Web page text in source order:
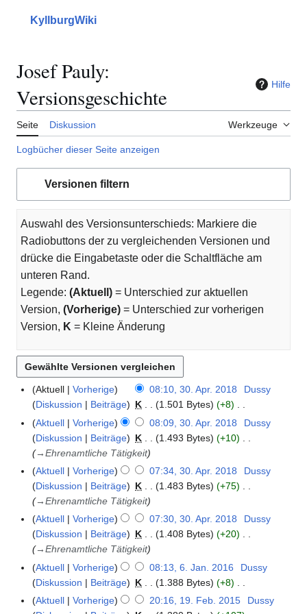
springenHauptmenü
KyllburgWiki
Josef Pauly:
Versionsgeschichte
Hilfe
Seite Diskussion Werkzeuge
Logbücher dieser Seite anzeigen
Versionen filtern
Auswahl des Versionsunterschieds: Markiere die
Radiobuttons der zu vergleichenden Versionen und
drücke die Eingabetaste oder die Schaltfläche am
unteren Rand.
Legende: (Aktuell) = Unterschied zur aktuellen
Version, (Vorherige) = Unterschied zur vorherigen
Version, K = Kleine Änderung
3
Aktuell Vorherige 08:10, 30. Apr. 2018
Dussy
Diskussion
Beiträge K 1.501 Bytes
+8
K
e
i
e
B
e
a
r
b
e
i
t
Aktuell Vorherige 08:09, 30. Apr. 2018
Dussy
Diskussion
Beiträge K 1.493 Bytes
+10
→Ehrenamtliche Tätigkeit
Aktuell
Vorherige 07:34, 30. Apr. 2018
Dussy
Diskussion
Beiträge K 1.483 Bytes
+75
→Ehrenamtliche Tätigkeit
Aktuell
Vorherige 07:30, 30. Apr. 2018
Dussy
Diskussion
Beiträge K 1.408 Bytes
+20
→Ehrenamtliche Tätigkeit
6
J
Aktuell Vorherige 08:13, 6. Jan. 2016
Dussy
Diskussion
Beiträge K 1.388 Bytes
+8
K
e
1
Aktuell Vorherige 20:16, 19. Feb. 2015
Dussy